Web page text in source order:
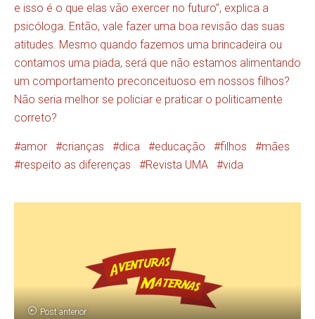
e isso é o que elas vão exercer no futuro”, explica a
psicóloga. Então, vale fazer uma boa revisão das suas
atitudes. Mesmo quando fazemos uma brincadeira ou
contamos uma piada, será que não estamos alimentando
um comportamento preconceituoso em nossos filhos?
Não seria melhor se policiar e praticar o politicamente
correto?
amor crianças dica educação filhos
mães
respeito as diferenças
Revista UMA vida
Post anterior